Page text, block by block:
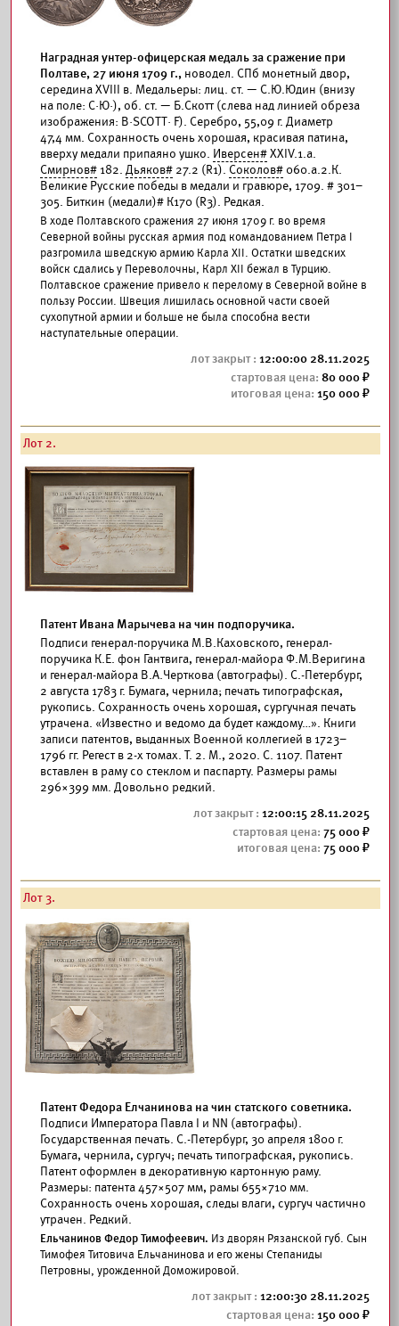
Наградная унтер-офицерская медаль за сражение при
Полтаве, 27 июня 1709 г., новодел. СПб монетный двор,
середина XVIII в. Медальеры: лиц. ст. — С.Ю.Юдин (внизу
на поле: С·Ю·), об. ст. — Б.Скотт (слева над линией обреза
изображения: B·SCOTT· F). Серебро, 55,09 г. Диаметр
47,4 мм. Сохранность очень хорошая, красивая патина,
вверху медали припаяно ушко. Иверсен#XXIV.1.а.
Смирнов# 182. Дьяков# 27.2 (R1). Соколов# 060.а.2.К.
Великие Русские победы в медали и гравюре, 1709. # 301–
305. Биткин (медали)# К170 (R3). Редкая.
В ходе Полтавского сражения 27 июня 1709 г. во время
Северной войны русская армия под командованием Петра I
разгромила шведскую армию Карла XII. Остатки шведских
войск сдались у Переволочны, Карл XII бежал в Турцию.
Полтавское сражение привело к перелому в Северной войне в
пользу России. Швеция лишилась основной части своей
сухопутной армии и больше не была способна вести
наступательные операции.
12:00:00 28.11.2025
80 000
150 000
Лот 2.
Патент Ивана Марычева на чин подпоручика.
Подписи генерал-поручика М.В.Каховского, генерал-
поручика К.Е. фон Гантвига, генерал-майора Ф.М.Веригина
и генерал-майора В.А.Черткова (автографы). С.-Петербург,
2 августа 1783 г. Бумага, чернила; печать типографская,
рукопись. Сохранность очень хорошая, сургучная печать
утрачена. «Известно и ведомо да будет каждому…». Книги
записи патентов, выданных Военной коллегией в 1723–
1796 гг. Регест в 2-х томах. Т. 2. М., 2020. С. 1107. Патент
вставлен в раму со стеклом и паспарту. Размеры рамы
296×399 мм. Довольно редкий.
12:00:15 28.11.2025
75 000
75 000
Лот 3.
Патент Федора Елчанинова на чин статского советника.
Подписи Императора Павла I и NN (автографы).
Государственная печать. С.-Петербург, 30 апреля 1800 г.
Бумага, чернила, сургуч; печать типографская, рукопись.
Патент оформлен в декоративную картонную раму.
Размеры: патента 457×507 мм, рамы 655×710 мм.
Сохранность очень хорошая, следы влаги, сургуч частично
утрачен. Редкий.
Ельчанинов Федор Тимофеевич. Из дворян Рязанской губ. Сын
Тимофея Титовича Ельчанинова и его жены Степаниды
Петровны, урожденной Доможировой.
12:00:30 28.11.2025
150 000